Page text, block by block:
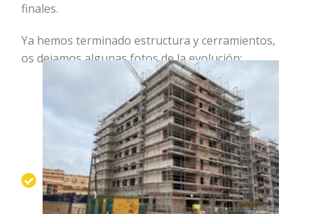
finales.
Ya hemos terminado estructura y cerramientos,
os dejamos algunas fotos de la evolución: